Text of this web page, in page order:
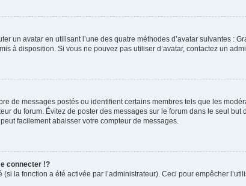
un avatar en utilisant l’une des quatre méthodes d’avatar suivantes :
à disposition. Si vous ne pouvez pas utiliser d’avatar, contactez un
de messages postés ou identifient certains membres tels que les
du forum. Évitez de poster des messages sur le forum dans le seul
facilement abaisser votre compteur de messages.
connecter !?
la fonction a été activée par l’administrateur). Ceci pour empêcher